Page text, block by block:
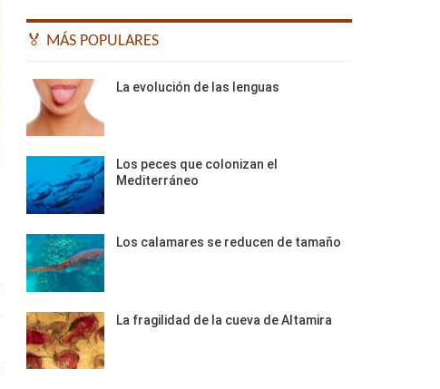
🏅 MÁS POPULARES
La evolución de las lenguas
Los peces que colonizan el
Mediterráneo
Los calamares se reducen de tamaño
La fragilidad de la cueva de Altamira